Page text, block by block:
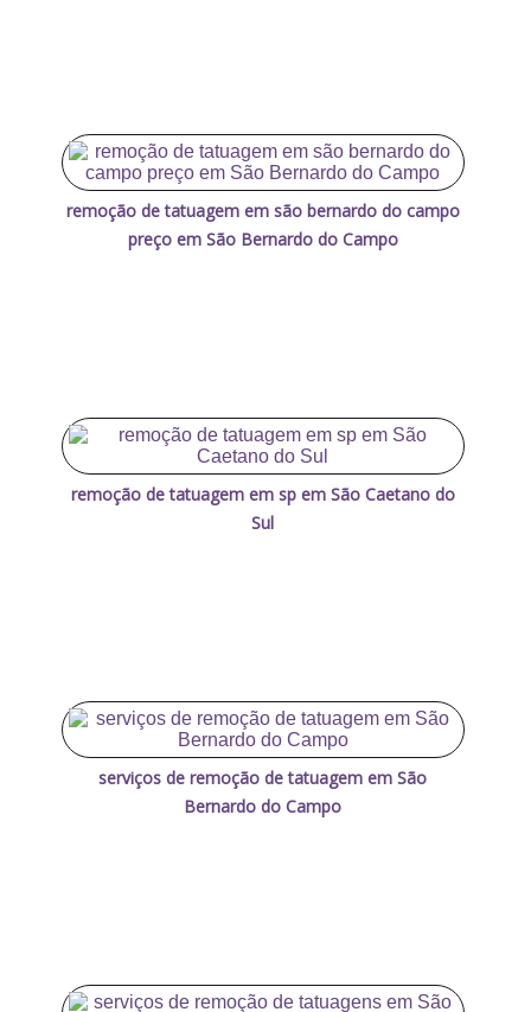
remoção de tatuagem em são bernardo do campo
preço em São Bernardo do Campo
remoção de tatuagem em sp em São Caetano do
Sul
serviços de remoção de tatuagem em São
Bernardo do Campo